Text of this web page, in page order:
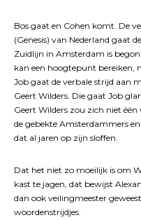
Bos gaat en Cohen komt. De
(Genesis) van Nederland gaat
Zuidlijn in Amsterdam is
kan een hoogtepunt bereiken,
Job gaat de verbale strijd aan
Geert Wilders. Die gaat Job
Geert Wilders zou zich niet
de gebekte Amsterdammers
dat al jaren op zijn sloffen.
Dat het niet zo moeilijk is om
kast te jagen, dat bewijst
dan ook veilingmeester
woordenstrijdjes.